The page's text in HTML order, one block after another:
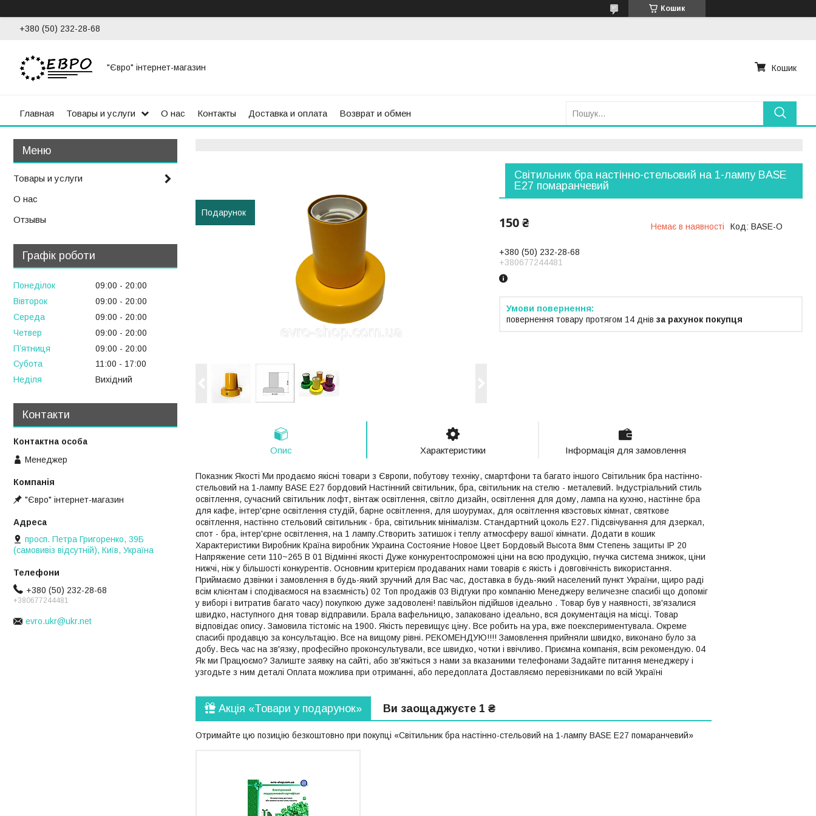
Кошик
+380 (50) 232-28-68
"Євро" інтернет-магазин Кошик
Главная Товары и услуги О нас Контакты Доставка и оплата Возврат и обмен
Подарунок
Світильник бра настінно-стельовий на 1-лампу BASE
E27 помаранчевий
150 ₴ Немає в наявності Код: BASE-O
+380 (50) 232-28-68
+380677244481
повернення товару протягом 14 днів за рахунок покупця
Опис Характеристики Інформація для замовлення
Показник Якості Ми продаємо якісні товари з Європи, побутову техніку, смартфони та багато іншого Світильник бра настінно-
стельовий на 1-лампу BASE E27 бордовий Настінний світильник, бра, світильник на стелю - металевий. Індустріальний стиль
освітлення, сучасний світильник лофт, вінтаж освітлення, світло дизайн, освітлення для дому, лампа на кухню, настінне бра
для кафе, інтер'єрне освітлення студій, барне освітлення, для шоурумах, для освітлення квэстовых кімнат, святкове
освітлення, настінно стельовий світильник - бра, світильник мінімалізм. Стандартний цоколь Е27. Підсвічування для дзеркал,
спот - бра, інтер'єрне освітлення, на 1 лампу.Створить затишок і теплу атмосферу вашої кімнати. Додати в кошик
Характеристики Виробник Країна виробник Украина Состояние Новое Цвет Бордовый Высота 8мм Степень защиты IP 20
Напряжение сети 110~265 В 01 Відмінні якості Дуже конкурентоспроможні ціни на всю продукцію, гнучка система знижок, ціни
нижчі, ніж у більшості конкурентів. Основним критерієм продаваних нами товарів є якість і довговічність використання.
Приймаємо дзвінки і замовлення в будь-який зручний для Вас час, доставка в будь-який населений пункт України, щиро раді
всім клієнтам і сподіваємося на взаємність) 02 Топ продажів 03 Відгуки про компанію Менеджеру величезне спасибі що допоміг
у виборі і витратив багато часу) покупкою дуже задоволені! павільйон підійшов ідеально . Товар був у наявності, зв'язалися
швидко, наступного дня товар відправили. Брала вафельницю, запаковано ідеально, вся документація на місці. Товар
відповідає опису. Замовила тістоміс на 1900. Якість перевищує ціну. Все робить на ура, вже поекспериментувала. Окреме
спасибі продавцю за консультацію. Все на вищому рівні. РЕКОМЕНДУЮ!!!! Замовлення прийняли швидко, виконано було за
добу. Весь час на зв'язку, професійно проконсультували, все швидко, чотки і ввічливо. Приємна компанія, всім рекомендую. 04
Як ми Працюємо? Залиште заявку на сайті, або зв'яжіться з нами за вказаними телефонами Задайте питання менеджеру і
узгодьте з ним деталі Оплата можлива при отриманні, або передоплата Доставляємо перевізниками по всій Україні
Акція «Товари у подарунок» Ви заощаджуєте 1 ₴
Отримайте цю позицію безкоштовно при покупці «Світильник бра настінно-стельовий на 1-лампу BASE E27 помаранчевий»
Товары и услуги
О нас
Отзывы
Графік роботи
Понеділок 09:00
20:00
Вівторок
09:00
20:00
Середа
09:00
20:00
Четвер
09:00
20:00
Пʼятниця
09:00
20:00
Субота
11:00
17:00
Неділя
Вихідний
Контакти
Менеджер
"Євро" інтернет-магазин
просп. Петра Григоренко, 39Б
(самовивіз відсутній), Київ, Україна
+380 (50) 232-28-68
+380677244481
evro.ukr@ukr.net